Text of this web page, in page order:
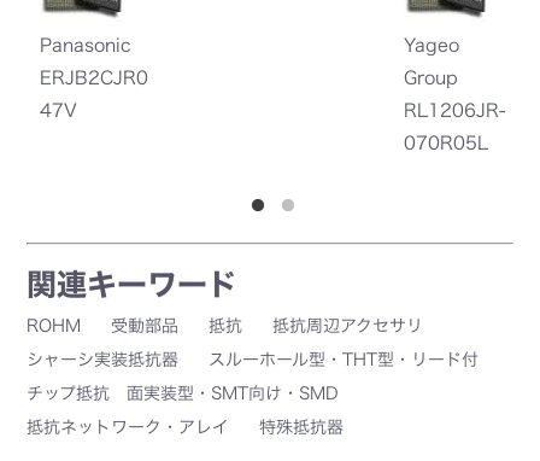
Panasonic
ERJ-
L08KJ50M
V
関連キーワード
ROHM 受動部品 抵抗
抵抗周辺アクセサリ
シャーシ実装抵抗器
スルーホール型・THT型・リード付
チップ抵抗 面実装型・SMT向け・SMD
抵抗ネットワーク・アレイ
特殊抵抗器